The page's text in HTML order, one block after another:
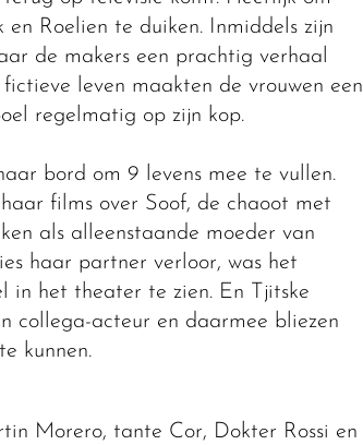
Roelien te duiken. Inmiddels zijn
de makers een prachtig verhaal
leven maakten de vrouwen een
regelmatig op zijn kop.
bord om 9 levens mee te vullen.
films over Soof, de chaoot met
als alleenstaande moeder van
haar partner verloor, was het
in het theater te zien. En Tjitske
collega-acteur en daarmee bliezen
kunnen.
Morero, tante Cor, Dokter Rossi en